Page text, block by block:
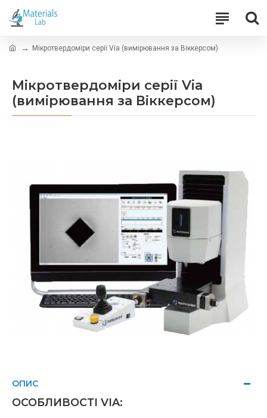
Мікротвердоміри серії Via (вимірювання за Віккерсом)
Мікротвердоміри серії Via
(вимірювання за Віккерсом)
ОПИС
ОСОБЛИВОСТІ VIA: